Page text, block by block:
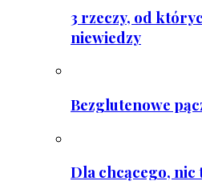
3 rzeczy, od
niewiedzy
Bezglutenowe
Dla chcącego,